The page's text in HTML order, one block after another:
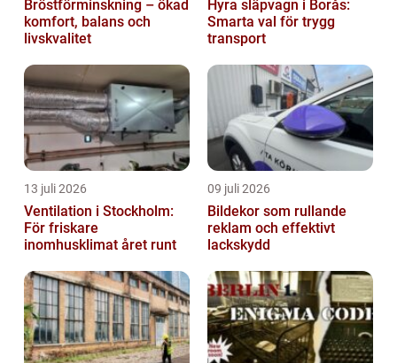
Bröstförminskning – ökad
komfort, balans och
livskvalitet
Hyra släpvagn i Borås:
Smarta val för trygg
transport
13 juli 2026
Ventilation i Stockholm:
För friskare
inomhusklimat året runt
09 juli 2026
Bildekor som rullande
reklam och effektivt
lackskydd